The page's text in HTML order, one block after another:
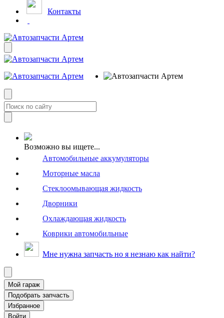
Контакты
Возможно вы ищете...
Автомобильные аккумуляторы
Моторные масла
Стеклоомывающая жидкость
Дворники
Охлаждающая жидкость
Коврики автомобильные
Мне нужна запчасть но я незнаю как найти?